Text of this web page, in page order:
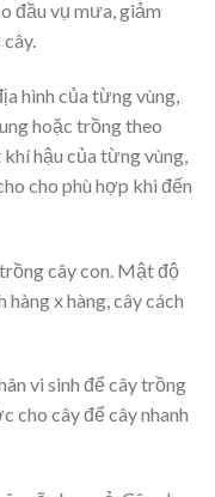
đầu vụ mưa, giảm
hình của từng vùng,
hoặc trồng theo
hậu của từng vùng,
cho phù hợp khi đến
cây con. Mật độ
x hàng, cây cách
vi sinh để cây trồng
cho cây để cây nhanh